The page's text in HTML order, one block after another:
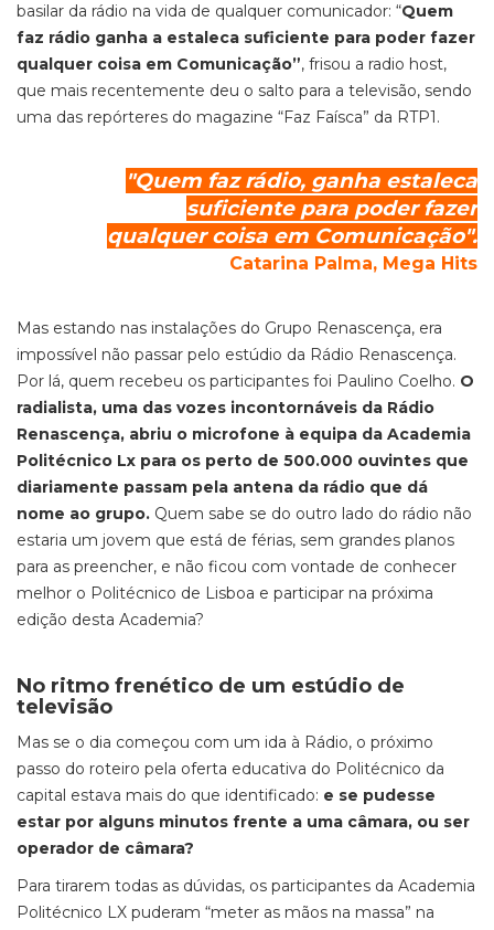
basilar da rádio na vida de qualquer comunicador: “Quem
faz rádio ganha a estaleca suficiente para poder fazer
qualquer coisa em Comunicação”, frisou a radio host,
que mais recentemente deu o salto para a televisão, sendo
uma das repórteres do magazine “Faz Faísca” da RTP1.
"Quem faz rádio, ganha estaleca
suficiente para poder fazer
qualquer coisa em Comunicação".
Catarina Palma, Mega Hits
Mas estando nas instalações do Grupo Renascença, era
impossível não passar pelo estúdio da Rádio Renascença.
Por lá, quem recebeu os participantes foi Paulino Coelho. O
radialista, uma das vozes incontornáveis da Rádio
Renascença, abriu o microfone à equipa da Academia
Politécnico Lx para os perto de 500.000 ouvintes que
diariamente passam pela antena da rádio que dá
nome ao grupo. Quem sabe se do outro lado do rádio não
estaria um jovem que está de férias, sem grandes planos
para as preencher, e não ficou com vontade de conhecer
melhor o Politécnico de Lisboa e participar na próxima
edição desta Academia?
No ritmo frenético de um estúdio de
televisão
Mas se o dia começou com um ida à Rádio, o próximo
passo do roteiro pela oferta educativa do Politécnico da
capital estava mais do que identificado: e se pudesse
estar por alguns minutos frente a uma câmara, ou ser
operador de câmara?
Para tirarem todas as dúvidas, os participantes da Academia
Politécnico LX puderam “meter as mãos na massa” na